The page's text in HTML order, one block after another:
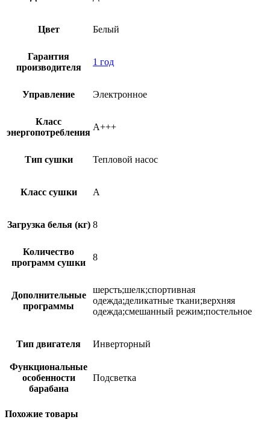
Цвет Белый
Гарантия
производителя
1 год
Управление Электронное
Класс
энергопотребления
A+++
Тип сушки Тепловой насос
Класс сушки A
Загрузка белья (кг) 8
Количество
программ сушки
8
Дополнительные
программы
шерсть;шелк;спортивная
одежда;деликатные ткани;верхняя
одежда;смешанный режим;постельное
Тип двигателя Инверторный
Функциональные
особенности
барабана
Подсветка
Похожие товары